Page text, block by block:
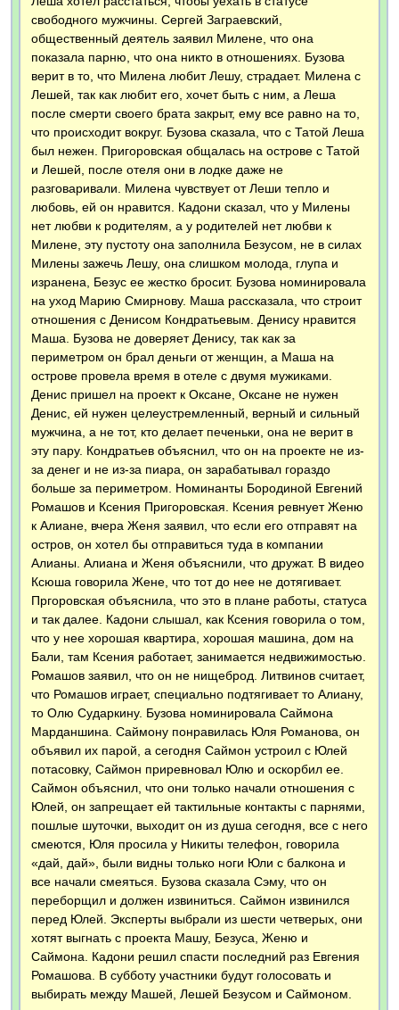
свободного мужчины. Сергей Заграевский,
общественный деятель заявил Милене, что она
показала парню, что она никто в отношениях. Бузова
верит в то, что Милена любит Лешу, страдает. Милена с
Лешей, так как любит его, хочет быть с ним, а Леша
после смерти своего брата закрыт, ему все равно на то,
что происходит вокруг. Бузова сказала, что с Татой Леша
был нежен. Пригоровская общалась на острове с Татой
и Лешей, после отеля они в лодке даже не
разговаривали. Милена чувствует от Леши тепло и
любовь, ей он нравится. Кадони сказал, что у Милены
нет любви к родителям, а у родителей нет любви к
Милене, эту пустоту она заполнила Безусом, не в силах
Милены зажечь Лешу, она слишком молода, глупа и
изранена, Безус ее жестко бросит. Бузова номинировала
на уход Марию Смирнову. Маша рассказала, что строит
отношения с Денисом Кондратьевым. Денису нравится
Маша. Бузова не доверяет Денису, так как за
периметром он брал деньги от женщин, а Маша на
острове провела время в отеле с двумя мужиками.
Денис пришел на проект к Оксане, Оксане не нужен
Денис, ей нужен целеустремленный, верный и сильный
мужчина, а не тот, кто делает печеньки, она не верит в
эту пару. Кондратьев объяснил, что он на проекте не из-
за денег и не из-за пиара, он зарабатывал гораздо
больше за периметром. Номинанты Бородиной Евгений
Ромашов и Ксения Пригоровская. Ксения ревнует Женю
к Алиане, вчера Женя заявил, что если его отправят на
остров, он хотел бы отправиться туда в компании
Алианы. Алиана и Женя объяснили, что дружат. В видео
Ксюша говорила Жене, что тот до нее не дотягивает.
Пргоровская объяснила, что это в плане работы, статуса
и так далее. Кадони слышал, как Ксения говорила о том,
что у нее хорошая квартира, хорошая машина, дом на
Бали, там Ксения работает, занимается недвижимостью.
Ромашов заявил, что он не нищеброд. Литвинов считает,
что Ромашов играет, специально подтягивает то Алиану,
то Олю Сударкину. Бузова номинировала Саймона
Марданшина. Саймону понравилась Юля Романова, он
объявил их парой, а сегодня Саймон устроил с Юлей
потасовку, Саймон приревновал Юлю и оскорбил ее.
Саймон объяснил, что они только начали отношения с
Юлей, он запрещает ей тактильные контакты с парнями,
пошлые шуточки, выходит он из душа сегодня, все с него
смеются, Юля просила у Никиты телефон, говорила
«дай, дай», были видны только ноги Юли с балкона и
все начали смеяться. Бузова сказала Сэму, что он
переборщил и должен извиниться. Саймон извинился
перед Юлей. Эксперты выбрали из шести четверых, они
хотят выгнать с проекта Машу, Безуса, Женю и
Саймона. Кадони решил спасти последний раз Евгения
Ромашова. В субботу участники будут голосовать и
выбирать между Машей, Лешей Безусом и Саймоном.